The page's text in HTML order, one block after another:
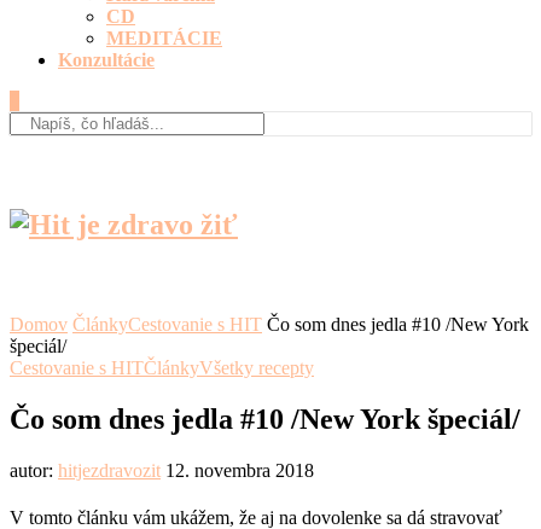
CD
MEDITÁCIE
Konzultácie
Domov ČlánkyCestovanie s HIT Čo som dnes jedla #10 /New York
špeciál/
Cestovanie s HITČlánkyVšetky recepty
Čo som dnes jedla #10 /New York špeciál/
autor: hitjezdravozit 12. novembra 2018
V tomto článku vám ukážem, že aj na dovolenke sa dá stravovať